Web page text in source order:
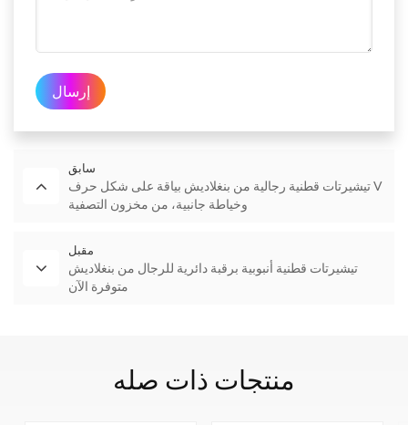
إرسال
سابق
تيشيرتات قطنية رجالية من بنغلاديش بياقة على شكل حرف V
وخياطة جانبية، من مخزون التصفية
مقبل
تيشيرتات قطنية أنبوبية برقبة دائرية للرجال من بنغلاديش
متوفرة الآن
منتجات ذات صله